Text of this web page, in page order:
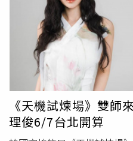
公克、製毒原料及設備一批
姓製毒師所查扣之半成品毛
黃鹼22公斤，初估可製成
成品、半成品近400公斤，
4、5000萬餘元。全案警詢
南地檢署偵辦，主嫌吳、郭
經地檢署起訴在案。而第一
法院判處有期徒刑7年，負責
年。刑事局指出，查緝毒品
民眾黨新竹市議員李國璋則
治理與延續性的建設，大家
新竹前進的優秀人才，這才
此，地方人士也分析，高虹
的不是傳統政治的壁壘對立
合作」的全新民主實踐；高
數地方民意代表的深度認同
線已獲得基層高度肯定。他
期將為年底選情注入一股重
《天機試煉場》雙師
理俊6/7台北開算